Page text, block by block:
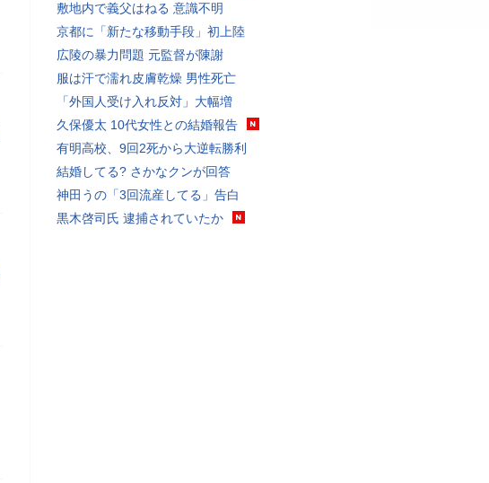
敷地内で義父はねる 意識不明
京都に「新たな移動手段」初上陸
広陵の暴力問題 元監督が陳謝
服は汗で濡れ皮膚乾燥 男性死亡
「外国人受け入れ反対」大幅増
久保優太 10代女性との結婚報告
有明高校、9回2死から大逆転勝利
結婚してる? さかなクンが回答
神田うの「3回流産してる」告白
黒木啓司氏 逮捕されていたか